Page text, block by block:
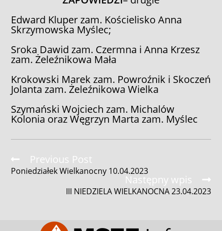
Edward Kluper zam. Kościelisko Anna
Skrzymowska Myślec;
Sroka Dawid zam. Czermna i Anna Krzesz
zam. Żeleźnikowa Mała
Krokowski Marek zam. Powroźnik i Skoczeń
Jolanta zam. Żeleźnikowa Wielka
Szymański Wojciech zam. Michalów
Kolonia oraz Węgrzyn Marta zam. Myślec
Read
more
articles
Previous Post
Poniedziałek Wielkanocny 10.04.2023
Następny wpis
III NIEDZIELA WIELKANOCNA 23.04.2023